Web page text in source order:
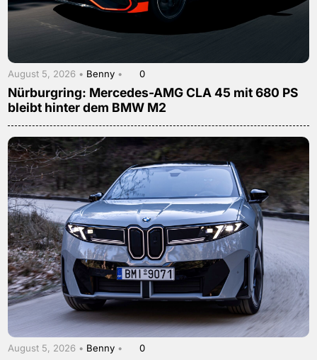
August 5, 2026 • Benny • 0
Nürburgring: Mercedes-AMG CLA 45 mit 680 PS
bleibt hinter dem BMW M2
August 5, 2026 • Benny • 0